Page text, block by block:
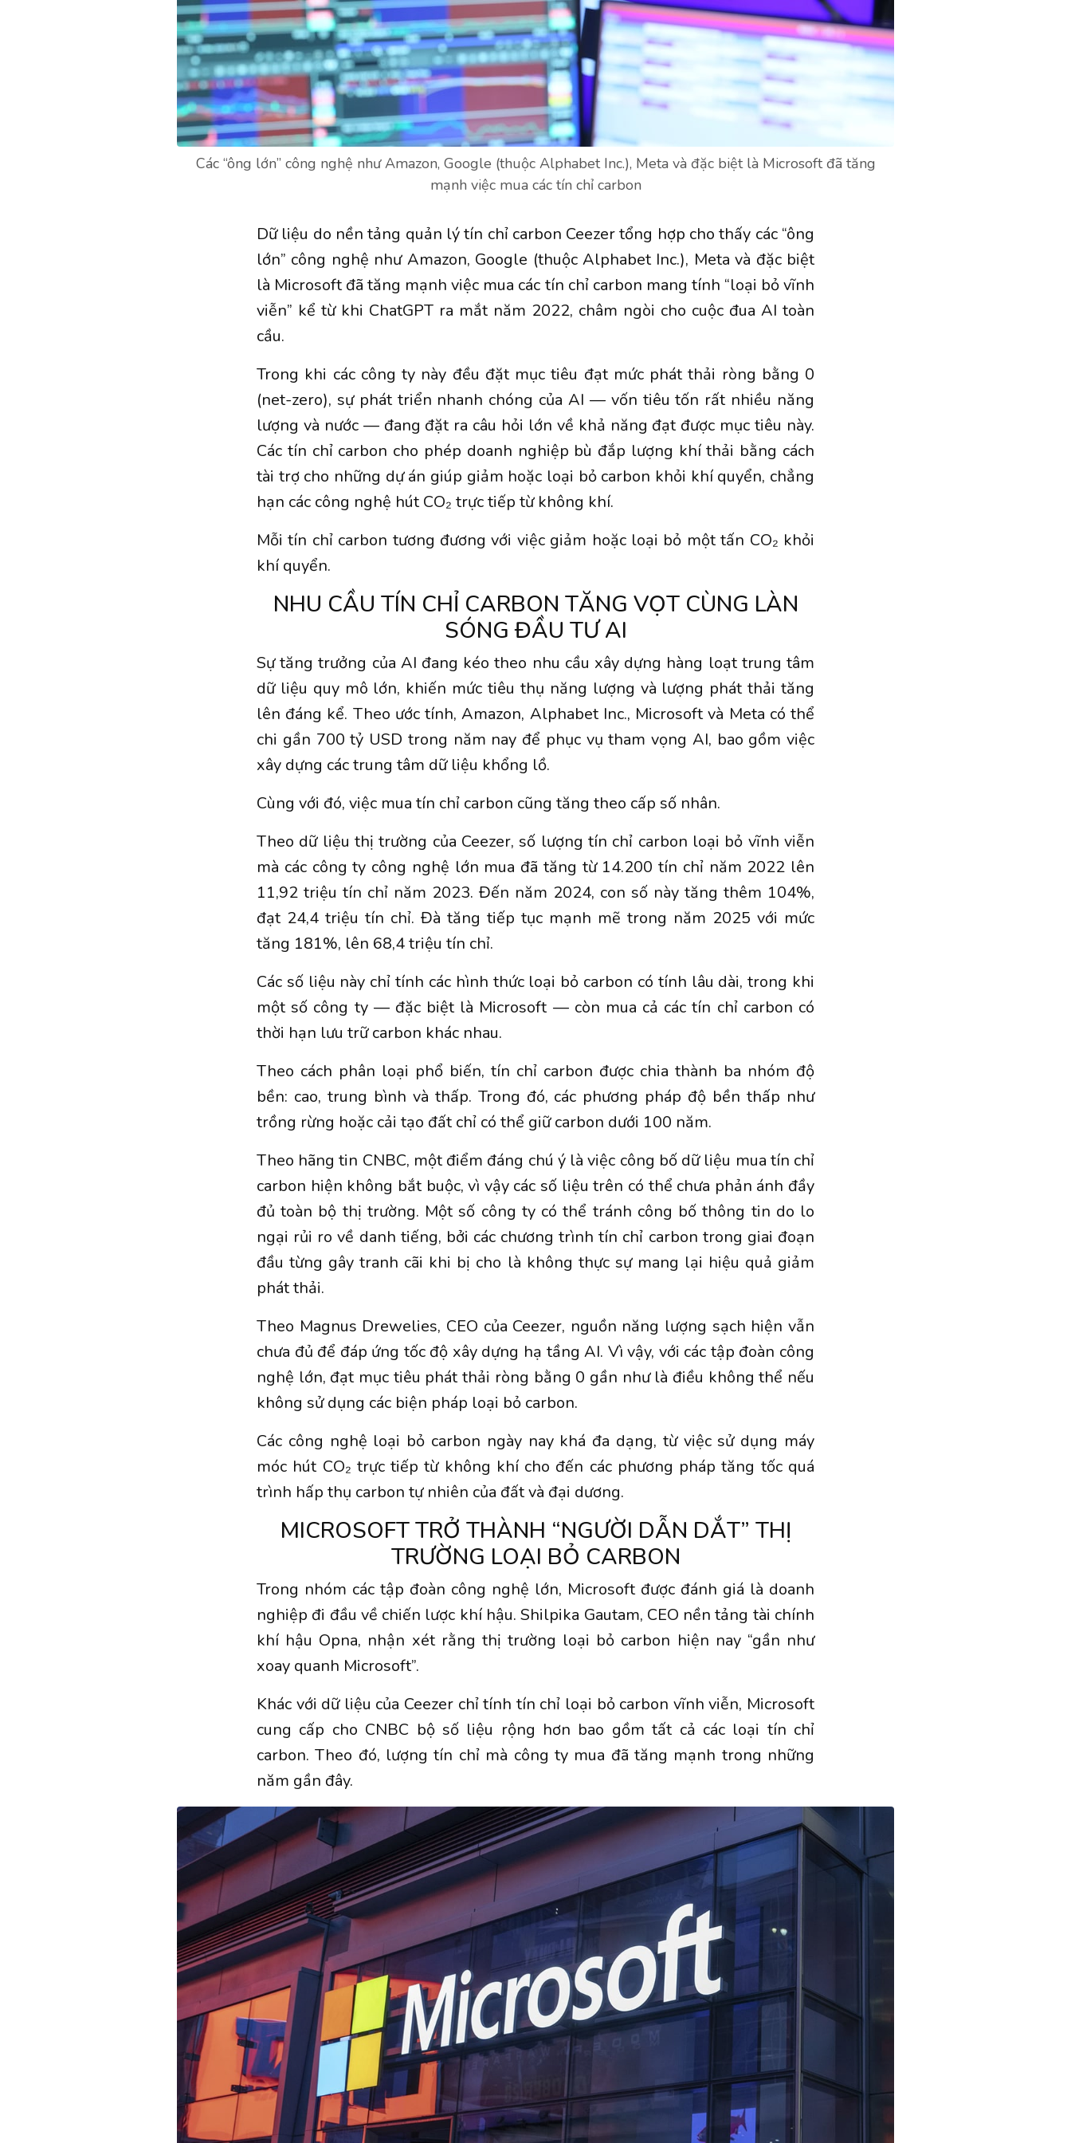
Các “ông lớn” công nghệ như Amazon, Google (thuộc Alphabet Inc.), Meta và đặc biệt là Microsoft đã tăng
mạnh việc mua các tín chỉ carbon
Dữ liệu do nền tảng quản lý tín chỉ carbon Ceezer tổng hợp cho thấy các “ông
lớn” công nghệ như Amazon, Google (thuộc Alphabet Inc.), Meta và đặc biệt
là Microsoft đã tăng mạnh việc mua các tín chỉ carbon mang tính “loại bỏ vĩnh
viễn” kể từ khi ChatGPT ra mắt năm 2022, châm ngòi cho cuộc đua AI toàn
cầu.
Trong khi các công ty này đều đặt mục tiêu đạt mức phát thải ròng bằng 0
(net-zero), sự phát triển nhanh chóng của AI — vốn tiêu tốn rất nhiều năng
lượng và nước — đang đặt ra câu hỏi lớn về khả năng đạt được mục tiêu này.
Các tín chỉ carbon cho phép doanh nghiệp bù đắp lượng khí thải bằng cách
tài trợ cho những dự án giúp giảm hoặc loại bỏ carbon khỏi khí quyển, chẳng
hạn các công nghệ hút CO₂ trực tiếp từ không khí.
Mỗi tín chỉ carbon tương đương với việc giảm hoặc loại bỏ một tấn CO₂ khỏi
khí quyển.
NHU CẦU TÍN CHỈ CARBON TĂNG VỌT CÙNG LÀN
SÓNG ĐẦU TƯ AI
Sự tăng trưởng của AI đang kéo theo nhu cầu xây dựng hàng loạt trung tâm
dữ liệu quy mô lớn, khiến mức tiêu thụ năng lượng và lượng phát thải tăng
lên đáng kể. Theo ước tính, Amazon, Alphabet Inc., Microsoft và Meta có thể
chi gần 700 tỷ USD trong năm nay để phục vụ tham vọng AI, bao gồm việc
xây dựng các trung tâm dữ liệu khổng lồ.
Cùng với đó, việc mua tín chỉ carbon cũng tăng theo cấp số nhân.
Theo dữ liệu thị trường của Ceezer, số lượng tín chỉ carbon loại bỏ vĩnh viễn
mà các công ty công nghệ lớn mua đã tăng từ 14.200 tín chỉ năm 2022 lên
11,92 triệu tín chỉ năm 2023. Đến năm 2024, con số này tăng thêm 104%,
đạt 24,4 triệu tín chỉ. Đà tăng tiếp tục mạnh mẽ trong năm 2025 với mức
tăng 181%, lên 68,4 triệu tín chỉ.
Các số liệu này chỉ tính các hình thức loại bỏ carbon có tính lâu dài, trong khi
một số công ty — đặc biệt là Microsoft — còn mua cả các tín chỉ carbon có
thời hạn lưu trữ carbon khác nhau.
Theo cách phân loại phổ biến, tín chỉ carbon được chia thành ba nhóm độ
bền: cao, trung bình và thấp. Trong đó, các phương pháp độ bền thấp như
trồng rừng hoặc cải tạo đất chỉ có thể giữ carbon dưới 100 năm.
Theo hãng tin CNBC, một điểm đáng chú ý là việc công bố dữ liệu mua tín chỉ
carbon hiện không bắt buộc, vì vậy các số liệu trên có thể chưa phản ánh đầy
đủ toàn bộ thị trường. Một số công ty có thể tránh công bố thông tin do lo
ngại rủi ro về danh tiếng, bởi các chương trình tín chỉ carbon trong giai đoạn
đầu từng gây tranh cãi khi bị cho là không thực sự mang lại hiệu quả giảm
phát thải.
Theo Magnus Drewelies, CEO của Ceezer, nguồn năng lượng sạch hiện vẫn
chưa đủ để đáp ứng tốc độ xây dựng hạ tầng AI. Vì vậy, với các tập đoàn công
nghệ lớn, đạt mục tiêu phát thải ròng bằng 0 gần như là điều không thể nếu
không sử dụng các biện pháp loại bỏ carbon.
Các công nghệ loại bỏ carbon ngày nay khá đa dạng, từ việc sử dụng máy
móc hút CO₂ trực tiếp từ không khí cho đến các phương pháp tăng tốc quá
trình hấp thụ carbon tự nhiên của đất và đại dương.
MICROSOFT TRỞ THÀNH “NGƯỜI DẪN DẮT” THỊ
TRƯỜNG LOẠI BỎ CARBON
Trong nhóm các tập đoàn công nghệ lớn, Microsoft được đánh giá là doanh
nghiệp đi đầu về chiến lược khí hậu. Shilpika Gautam, CEO nền tảng tài chính
khí hậu Opna, nhận xét rằng thị trường loại bỏ carbon hiện nay “gần như
xoay quanh Microsoft”.
Khác với dữ liệu của Ceezer chỉ tính tín chỉ loại bỏ carbon vĩnh viễn, Microsoft
cung cấp cho CNBC bộ số liệu rộng hơn bao gồm tất cả các loại tín chỉ
carbon. Theo đó, lượng tín chỉ mà công ty mua đã tăng mạnh trong những
năm gần đây.